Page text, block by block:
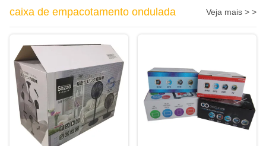
caixa de empacotamento ondulada Veja mais > >